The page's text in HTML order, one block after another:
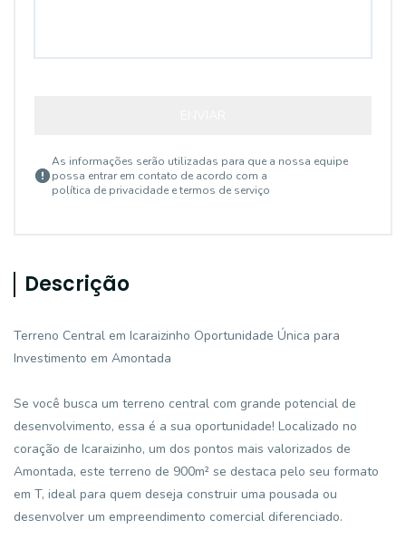
As informações serão utilizadas para que a nossa equipe
possa entrar em contato de acordo com a
política de privacidade e termos de serviço
Descrição
Terreno Central em Icaraizinho Oportunidade Única para
Investimento em Amontada
Se você busca um terreno central com grande potencial de
desenvolvimento, essa é a sua oportunidade! Localizado no
coração de Icaraizinho, um dos pontos mais valorizados de
Amontada, este terreno de 900m² se destaca pelo seu formato
em T, ideal para quem deseja construir uma pousada ou
desenvolver um empreendimento comercial diferenciado.